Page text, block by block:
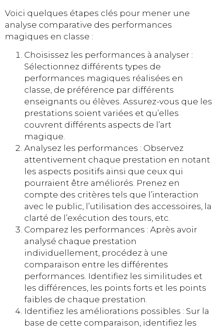
Voici quelques étapes clés pour mener une
analyse comparative des performances
magiques en classe :
Choisissez les performances à analyser :
Sélectionnez différents types de
performances magiques réalisées en
classe, de préférence par différents
enseignants ou élèves. Assurez-vous que les
prestations soient variées et qu’elles
couvrent différents aspects de l’art
magique.
Analysez les performances : Observez
attentivement chaque prestation en notant
les aspects positifs ainsi que ceux qui
pourraient être améliorés. Prenez en
compte des critères tels que l’interaction
avec le public, l’utilisation des accessoires, la
clarté de l’exécution des tours, etc.
Comparez les performances : Après avoir
analysé chaque prestation
individuellement, procédez à une
comparaison entre les différentes
performances. Identifiez les similitudes et
les différences, les points forts et les points
faibles de chaque prestation.
Identifiez les améliorations possibles : Sur la
base de cette comparaison, identifiez les